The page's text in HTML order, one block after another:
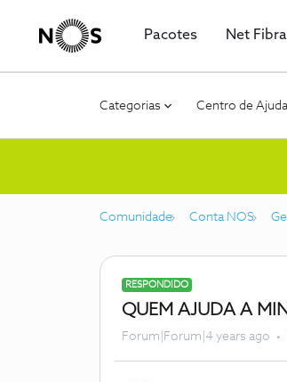
Pacotes Net Fibra
Categorias Centro de Ajuda
Comunidade Conta NOS
RESPONDIDO
QUEM AJUDA A
Forum|Forum|4 years ago